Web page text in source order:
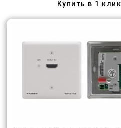
Купить в 1 клик